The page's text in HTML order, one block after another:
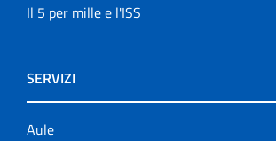
Il 5 per mille e l'ISS
SERVIZI
Aule